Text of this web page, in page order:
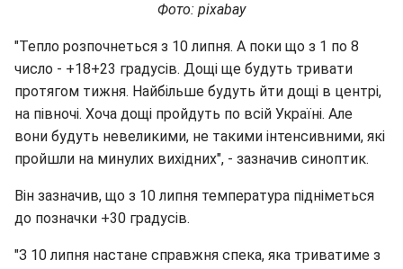
Фото: pixabay
"Тепло розпочнеться з 10 липня. А поки що з 1 по 8
число - +18+23 градусів. Дощі ще будуть тривати
протягом тижня. Найбільше будуть йти дощі в центрі,
на півночі. Хоча дощі пройдуть по всій Україні. Але
вони будуть невеликими, не такими інтенсивними, які
пройшли на минулих вихідних", - зазначив синоптик.
Він зазначив, що з 10 липня температура підніметься
до позначки +30 градусів.
"З 10 липня настане справжня спека, яка триватиме з